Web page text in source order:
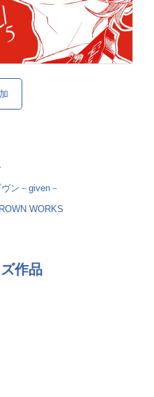
ヴン－given－
WORKS
作品